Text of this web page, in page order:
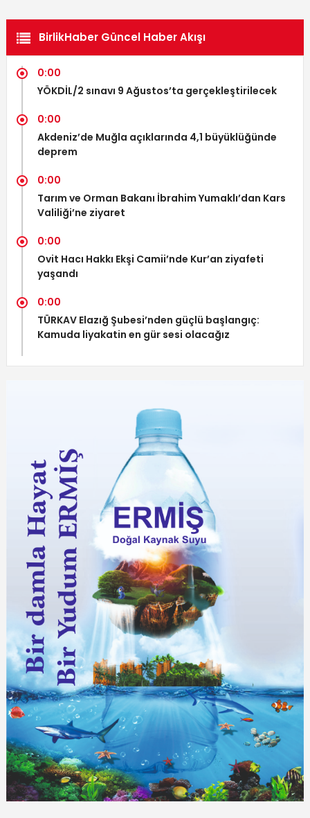
BirlikHaber Güncel Haber Akışı
0:00
YÖKDİL/2 sınavı 9 Ağustos’ta gerçekleştirilecek
0:00
Akdeniz’de Muğla açıklarında 4,1 büyüklüğünde
deprem
0:00
Tarım ve Orman Bakanı İbrahim Yumaklı’dan Kars
Valiliği’ne ziyaret
0:00
Ovit Hacı Hakkı Ekşi Camii’nde Kur’an ziyafeti
yaşandı
0:00
TÜRKAV Elazığ Şubesi’nden güçlü başlangıç:
Kamuda liyakatin en gür sesi olacağız